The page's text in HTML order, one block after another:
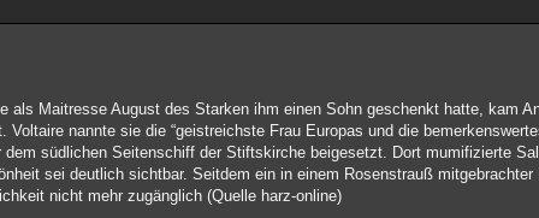
als Maitresse August des Starken ihm einen Sohn geschenkt hatte, kam
nannte sie die “geistreichste Frau Europas und die
dem südlichen Seitenschiff der Stiftskirche beigesetzt. Dort mumifizierte
sei deutlich sichtbar. Seitdem ein in einem Rosenstrauß
nicht mehr zugänglich (Quelle harz-online)